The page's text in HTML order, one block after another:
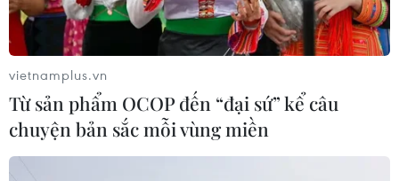
so với cùng kỳ năm trước.
vietnamplus.vn
Từ sản phẩm OCOP đến “đại sứ” kể câu
chuyện bản sắc mỗi vùng miền